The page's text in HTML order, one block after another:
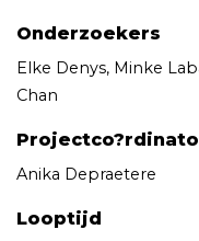
Onderzoekers
Elke Denys, Minke
Chan
Anika Depraetere
Looptijd